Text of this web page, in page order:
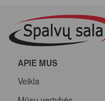
APIE MUS
Veikla